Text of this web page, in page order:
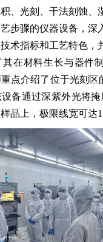
、光刻、干法刻蚀、
步骤的仪器设备，深
术指标和工艺特色，
其在材料生长与器件
点介绍了位于光刻区
备通过深紫外光将
品上，极限线宽可达